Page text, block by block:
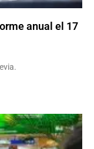
anual el 17